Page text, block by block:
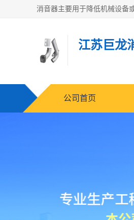
江苏巨龙
公司首页